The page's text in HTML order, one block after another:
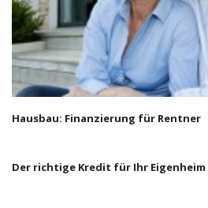
Hausbau: Finanzierung für Rentner
Der richtige Kredit für Ihr Eigenheim